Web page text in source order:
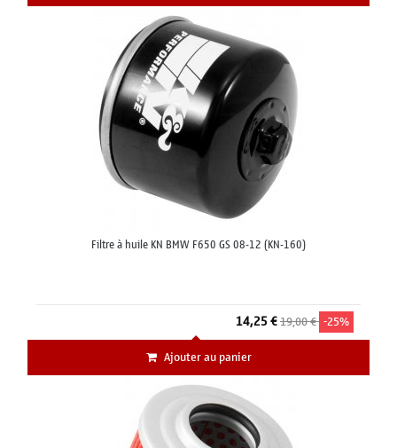
Filtre à huile KN BMW F650 GS 08-12 (KN-160)
14,25 €19,00 € -25%
Ajouter au panier